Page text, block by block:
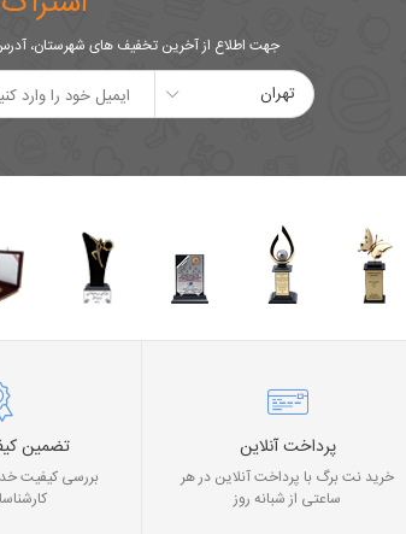
جهت اطلاع از آخرین تخفیف های شهرستان،
تهران
پرداخت آنلاین
خرید نت برگ با پرداخت آنلاین در هر
ساعتی از شبانه روز
تضمین
بررسی کیفیت